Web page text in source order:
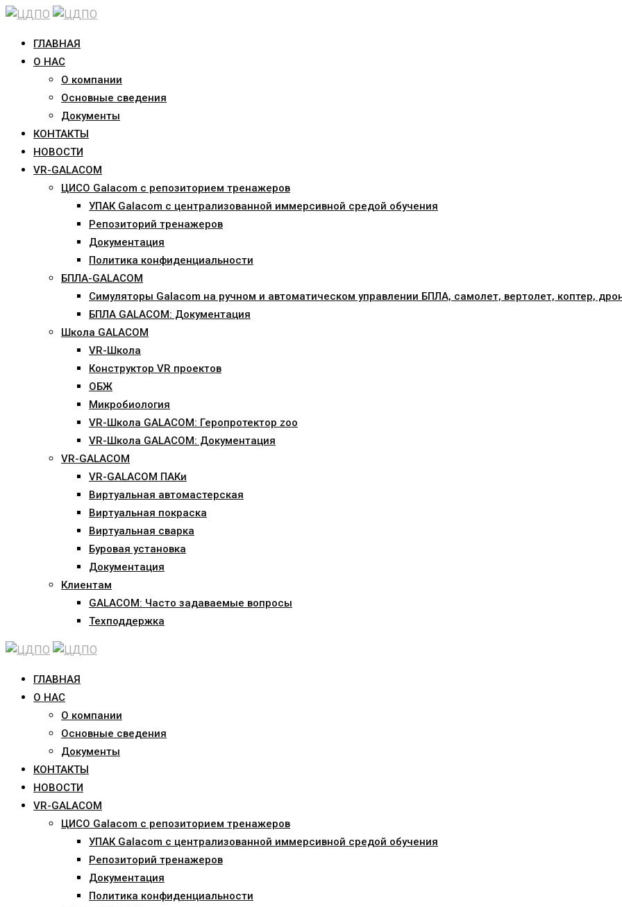
Skip
contentГЛАВНАЯ
О НАС
О компании
Основные сведения
Документы
КОНТАКТЫ
НОВОСТИ
VR-GALACOM
ЦИСО Galacom с репозиторием тренажеров
УПАК Galacom с централизованной иммерсивной средой обучения
Репозиторий тренажеров
Документация
Политика конфиденциальности
БПЛА-GALACOM
Симуляторы Galacom на ручном и автоматическом управлении БПЛА, самолет, вертолет, коптер,
БПЛА GALACOM: Документация
Школа GALACOM
VR-Школа
Конструктор VR проектов
ОБЖ
Микробиология
VR-Школа GALACOM: Геропротектор zoo
VR-Школа GALACOM: Документация
VR-GALACOM
VR-GALACOM ПАКи
Виртуальная автомастерская
Виртуальная покраска
Виртуальная сварка
Буровая установка
Документация
Клиентам
GALACOM: Часто задаваемые вопросы
Техподдержка
ГЛАВНАЯ
О НАС
О компании
Основные сведения
Документы
КОНТАКТЫ
НОВОСТИ
VR-GALACOM
ЦИСО Galacom с репозиторием тренажеров
УПАК Galacom с централизованной иммерсивной средой обучения
Репозиторий тренажеров
Документация
Политика конфиденциальности